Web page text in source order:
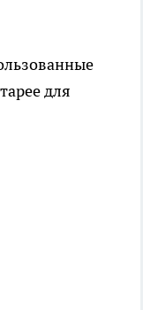
для